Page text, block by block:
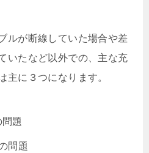
ルが断線していた場合や差
いたなど以外での、主な充
主に３つになります。
題
問題